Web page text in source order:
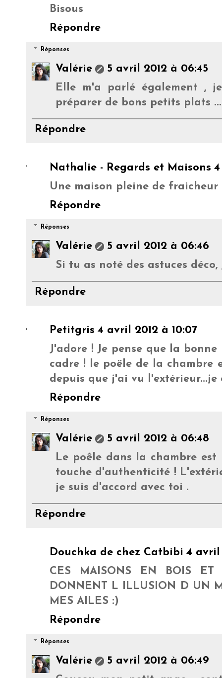
Bisous
Répondre
Réponses
Valérie
5 avril 2012 à 06:45
Elle m'a parlé également ,
préparer de bons petits plats
Répondre
Nathalie - Regards et Maisons
Une maison pleine de
Répondre
Réponses
Valérie
5 avril 2012 à 06:46
Si tu as noté des astuces
Répondre
Petitgris 4 avril 2012 à 10:07
J'adore ! Je pense que la
cadre ! le poële de la chambre
depuis que j'ai vu l'extérieur...je
Répondre
Réponses
Valérie
5 avril 2012 à 06:48
Le poêle dans la chambre
touche d'authenticité !
je suis d'accord avec toi .
Répondre
Douchka de chez Catbibi 4 avril
CES MAISONS EN BOIS
DONNENT L ILLUSION D UN
MES AILES :)
Répondre
Réponses
Valérie
5 avril 2012 à 06:49